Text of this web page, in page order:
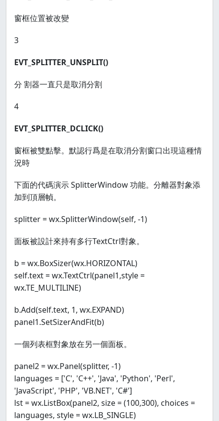
窗框位置被改變
3
EVT_SPLITTER_UNSPLIT()
分 割器一直只是取消分割
4
EVT_SPLITTER_DCLICK()
窗框被雙點擊。默認行爲是在取消分割窗口出現這種情
況時
下面的代碼演示 SplitterWindow 功能。分離器對象添
加到頂層幀。
splitter = wx.SplitterWindow(self, -1)
面板被設計來持有多行TextCtrl對象。
b = wx.BoxSizer(wx.HORIZONTAL)
self.text = wx.TextCtrl(panel1,style =
wx.TE_MULTILINE)
b.Add(self.text, 1, wx.EXPAND)
panel1.SetSizerAndFit(b)
一個列表框對象放在另一個面板。
panel2 = wx.Panel(splitter, -1)
languages = ['C', 'C++', 'Java', 'Python', 'Perl',
'JavaScript', 'PHP', 'VB.NET', 'C#']
lst = wx.ListBox(panel2, size = (100,300), choices =
languages, style = wx.LB_SINGLE)